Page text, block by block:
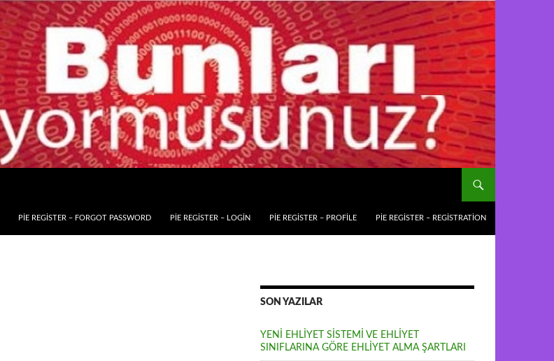
PIE REGISTER – FORGOT PASSWORD PIE REGISTER – LOGIN PIE REGISTER – PROFILE PIE REGISTER – REGISTRATION
SON YAZILAR
YENİ EHLİYET SİSTEMİ VE EHLİYET
SINIFLARINA GÖRE EHLİYET ALMA ŞARTLARI